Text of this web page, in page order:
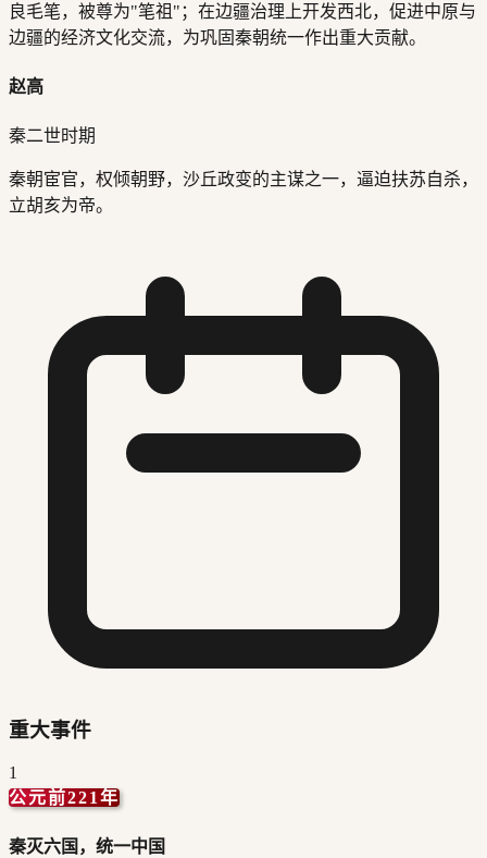
良毛笔，被尊为"笔祖"；在边疆治理上开发西北，促进中原与
边疆的经济文化交流，为巩固秦朝统一作出重大贡献。
赵高
秦二世时期
秦朝宦官，权倾朝野，沙丘政变的主谋之一，逼迫扶苏自杀，
立胡亥为帝。
重大事件
1
公元前221年
秦灭六国，统一中国